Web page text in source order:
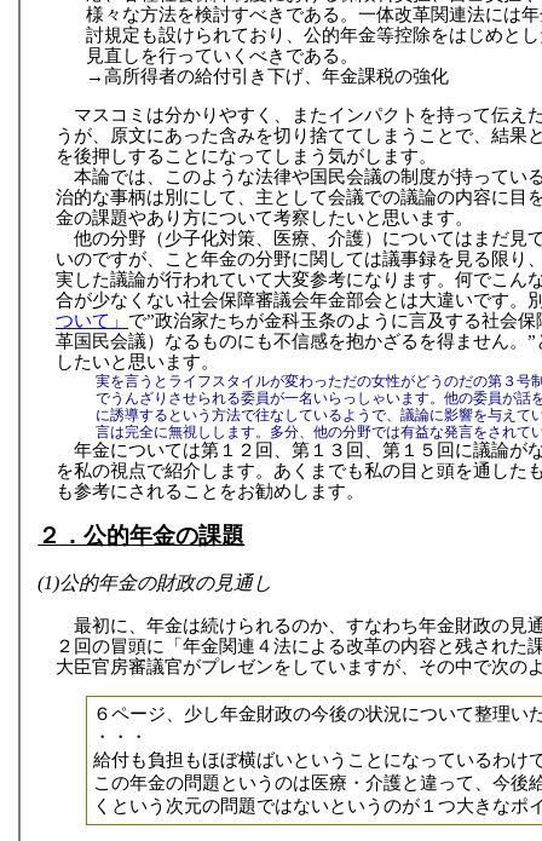
様々な方法を検討すべきである。一体改革関連法には
討規定も設けられており、公的年金等控除をはじめと
見直しを行っていくべきである。
→高所得者の給付引き下げ、年金課税の強化
マスコミは分かりやすく、またインパクトを持って伝え
うが、原文にあった含みを切り捨ててしまうことで、結果
を後押しすることになってしまう気がします。
本論では、このような法律や国民会議の制度が持ってい
治的な事柄は別にして、主として会議での議論の内容に目
金の課題やあり方について考察したいと思います。
他の分野（少子化対策、医療、介護）についてはまだ見
いのですが、こと年金の分野に関しては議事録を見る限り
実した議論が行われていて大変参考になります。何でこん
合が少なくない社会保障審議会年金部会とは大違いです。
ついて」 で”政治家たちが金科玉条のように言及する社会
革国民会議）なるものにも不信感を抱かざるを得ません。
したいと思います。
実を言うとライフスタイルが変わっただの女性がどうのだの第３号
でうんざりさせられる委員が一名いらっしゃいます。他の委員が話
に誘導するという方法で往なしているようで、議論に影響を与えて
言は完全に無視しします。多分、他の分野では有益な発言をされて
年金については第１２回、第１３回、第１５回に議論が
を私の視点で紹介します。あくまでも私の目と頭を通した
も参考にされることをお勧めします。
２．公的年金の課題
(1)公的年金の財政の見通し
最初に、年金は続けられるのか、すなわち年金財政の見
２回の冒頭に「年金関連４法による改革の内容と残された
大臣官房審議官がプレゼンをしていますが、その中で次の
６ページ、少し年金財政の今後の状況について整理い
・・・
給付も負担もほぼ横ばいということになっているわけ
この年金の問題というのは医療・介護と違って、今後
くという次元の問題ではないというのが１つ大きなポ